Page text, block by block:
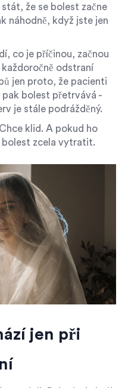
že se bolest začne
náhodně, když jste jen
co je příčinou, začnou
odstraní
jen proto, že pacienti
pak bolest přetrvává -
je stále podrážděný.
klid. A pokud ho
bolest zcela vytratit.
jen při